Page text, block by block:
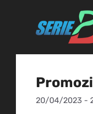
20/04/2023 -